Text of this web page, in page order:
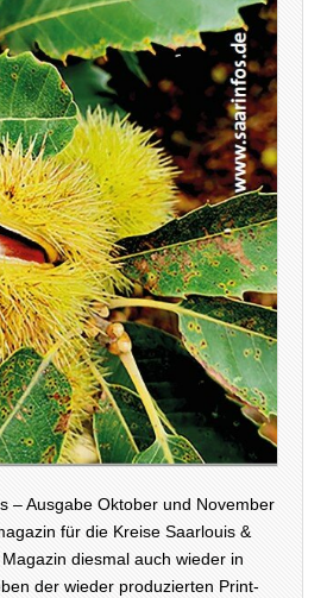
– Ausgabe Oktober und November
für die Kreise Saarlouis &
diesmal auch wieder in
der wieder produzierten Print-